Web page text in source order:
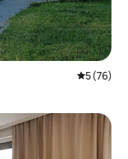
5 (76)